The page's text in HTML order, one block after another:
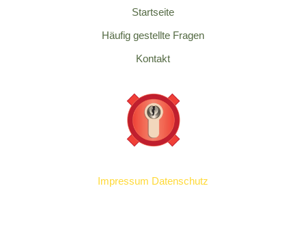
Startseite
Häufig gestellte Fragen
Kontakt
Impressum Datenschutz